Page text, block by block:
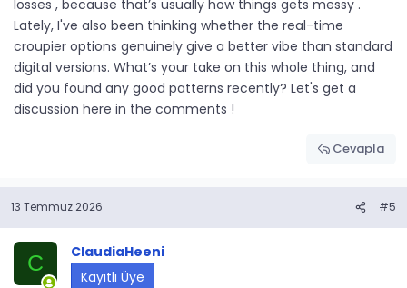
losses , because that’s usually how things gets messy .
Lately, I've also been thinking whether the real-time
croupier options genuinely give a better vibe than standard
digital versions. What’s your take on this whole thing, and
did you found any good patterns recently? Let's get a
discussion here in the comments !
Cevapla
13 Temmuz 2026 #5
C
ClaudiaHeeni
Kayıtlı Üye